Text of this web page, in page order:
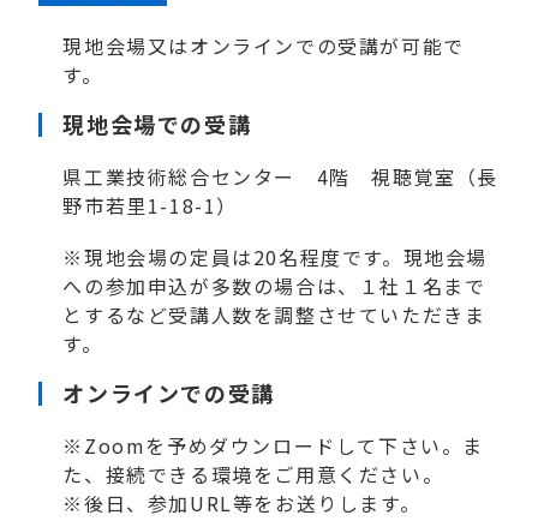
現地会場又はオンラインでの受講が可能で
す。
現地会場での受講
県工業技術総合センター 4階 視聴覚室（長
野市若里1-18-1）
※現地会場の定員は20名程度です。現地会場
への参加申込が多数の場合は、１社１名まで
とするなど受講人数を調整させていただきま
す。
オンラインでの受講
※Zoomを予めダウンロードして下さい。ま
た、接続できる環境をご用意ください。
※後日、参加URL等をお送りします。